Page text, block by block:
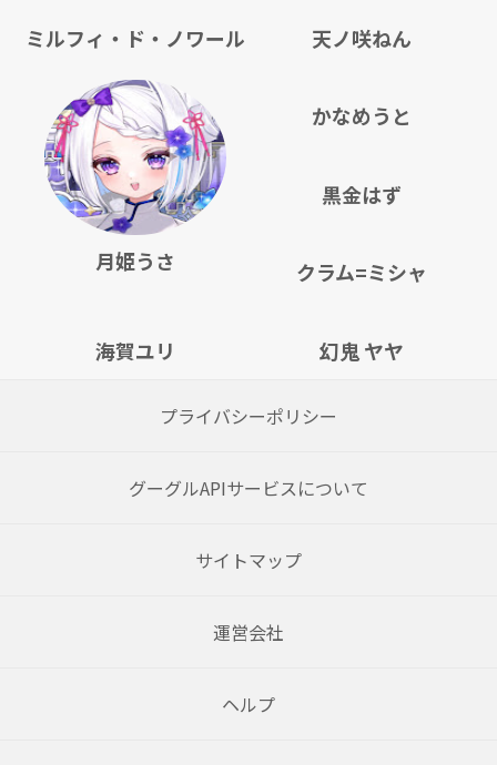
ミルフィ・ド・ノワール 天ノ咲ねん
月姫うさ
かなめうと
黒金はず
クラム=ミシャ
海賀ユリ 幻鬼 ヤヤ
プライバシーポリシー
グーグルAPIサービスについて
サイトマップ
運営会社
ヘルプ